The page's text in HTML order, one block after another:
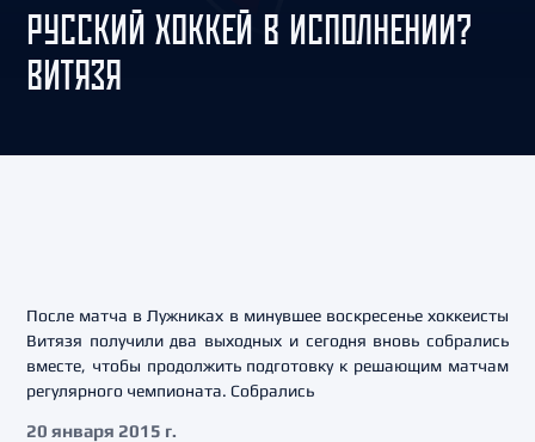
РУССКИЙ ХОККЕЙ В ИСПОЛНЕНИИ?
ВИТЯЗЯ
После матча в Лужниках в минувшее воскресенье хоккеисты
Витязя получили два выходных и сегодня вновь собрались
вместе, чтобы продолжить подготовку к решающим матчам
регулярного чемпионата. Собрались
20 января 2015 г.